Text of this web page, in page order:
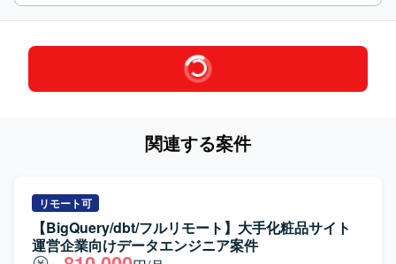
関連する案件
リモート可
【BigQuery/dbt/フルリモート】大手化粧品サイト
運営企業向けデータエンジニア案件